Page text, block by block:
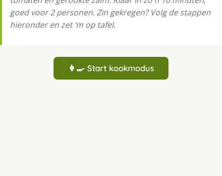
goed voor 2 personen. Zin gekregen? Volg de stappen
hieronder en zet ‘m op tafel.
👩‍🍳 Start kookmodus